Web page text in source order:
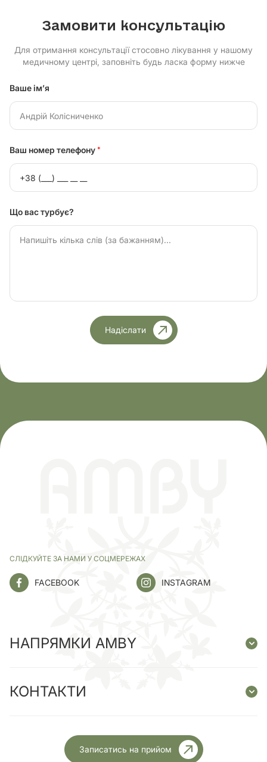
Замовити консультацію
Для отримання консультації стосовно лікування у нашому
медичному центрі, заповніть будь ласка форму нижче
Ваше ім’я
Ваш номер телефону *
Що вас турбує?
Надіслати
СЛІДКУЙТЕ ЗА НАМИ У СОЦМЕРЕЖАХ
FACEBOOK INSTAGRAM
НАПРЯМКИ AMBY
КОНТАКТИ
Записатись на прийом